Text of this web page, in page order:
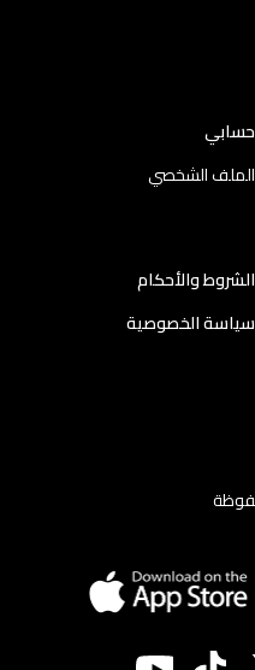
حسابي
الملف الشخصي
الشروط والأحكام
سياسة الخصوصية